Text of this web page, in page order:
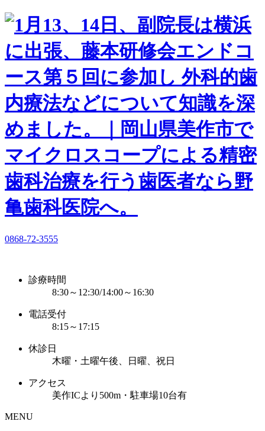
0868-72-3555
診療時間
8:30～12:30/14:00～16:30
電話受付
8:15～17:15
休診日
木曜・土曜午後、日曜、祝日
アクセス
美作ICより500m・駐車場10台有
MENU